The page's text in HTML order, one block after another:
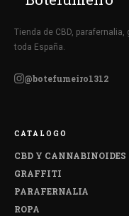
Tienda de CBD,
toda España.
@botefumeiro1312
CATALOGO
CBD Y CANNABINOIDES
GRAFFITI
PARAFERNALIA
ROPA